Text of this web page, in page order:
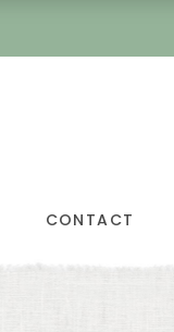
CONTACT